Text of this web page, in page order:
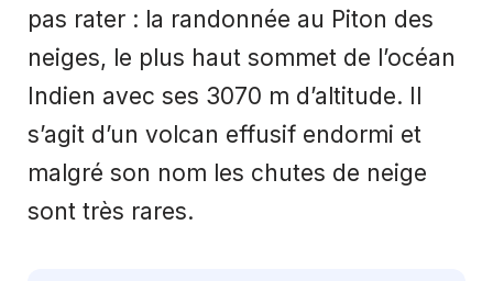
pas rater : la randonnée au Piton des
neiges, le plus haut sommet de l’océan
Indien avec ses 3070 m d’altitude. Il
s’agit d’un volcan effusif endormi et
malgré son nom les chutes de neige
sont très rares.